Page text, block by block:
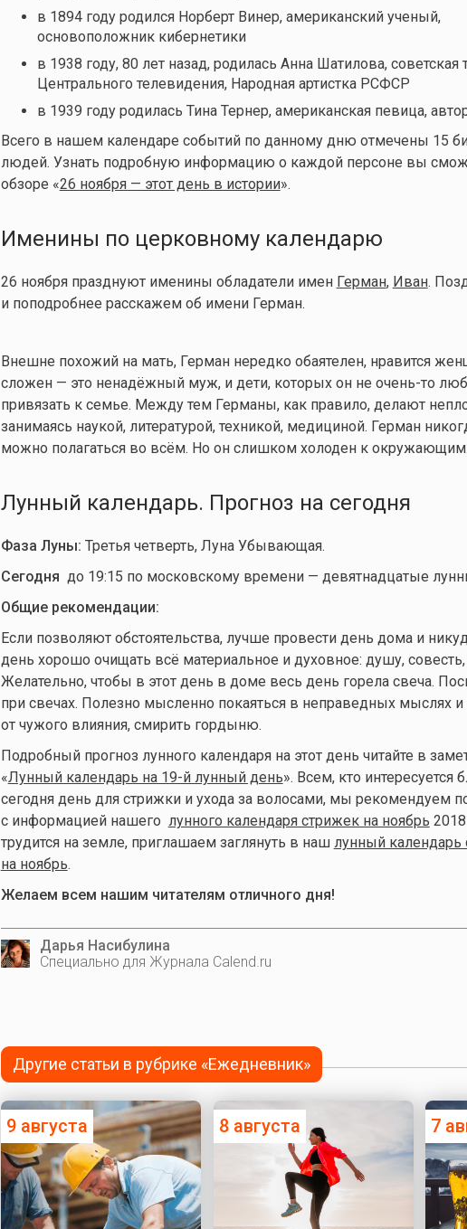
в 1894 году родился Норберт Винер, американский ученый,
основоположник кибернетики
в 1938 году, 80 лет назад, родилась Анна Шатилова, советская
Центрального телевидения, Народная артистка РСФСР
в 1939 году родилась Тина Тернер, американская певица,
Всего в нашем календаре событий по данному дню отмечены 15
людей. Узнать подробную информацию о каждой персоне вы
обзоре «26 ноября — этот день в истории».
Именины по церковному календарю
26 ноября празднуют именины обладатели имен Герман, Иван.
и поподробнее расскажем об имени Герман.
Внешне похожий на мать, Герман нередко обаятелен, нравится
сложен — это ненадёжный муж, и дети, которых он не очень-то
привязать к семье. Между тем Германы, как правило, делают
занимаясь наукой, литературой, техникой, медициной. Герман
можно полагаться во всём. Но он слишком холоден к окружающим.
Лунный календарь. Прогноз на сегодня
Фаза Луны: Третья четверть, Луна Убывающая.
Сегодня до 19:15 по московскому времени — девятнадцатые
Общие рекомендации:
Если позволяют обстоятельства, лучше провести день дома и
день хорошо очищать всё материальное и духовное: душу,
Желательно, чтобы в этот день в доме весь день горела свеча.
при свечах. Полезно мысленно покаяться в неправедных мыслях и
от чужого влияния, смирить гордыню.
Подробный прогноз лунного календаря на этот день читайте в
«Лунный календарь на 19-й лунный день». Всем, кто интересуется
сегодня день для стрижки и ухода за волосами, мы рекомендуем
с информацией нашего лунного календаря стрижек на ноябрь
трудится на земле, приглашаем заглянуть в наш лунный календарь
на ноябрь.
Желаем всем нашим читателям отличного дня!
Дарья Насибулина
Специально для Журнала Calend.ru
Другие статьи в рубрике «Ежедневник»
9 августа 8 августа 7